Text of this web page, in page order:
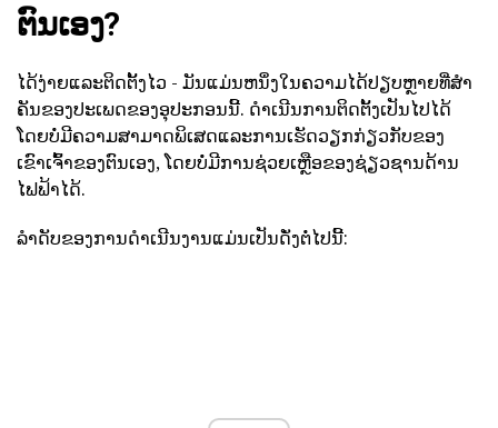
ຕົນເອງ?
ໄດ້ງ່າຍແລະຕິດຕັ້ງໄວ - ມັນແມ່ນຫນຶ່ງໃນຄວາມໄດ້ປຽບຫຼາຍທີ່ສໍາ
ຄັນຂອງປະເພດຂອງອຸປະກອນນີ້. ດໍາເນີນການຕິດຕັ້ງເປັນໄປໄດ້
ໂດຍບໍ່ມີຄວາມສາມາດພິເສດແລະການເຮັດວຽກກ່ຽວກັບຂອງ
ເຂົາເຈົ້າຂອງຕົນເອງ, ໂດຍບໍ່ມີການຊ່ວຍເຫຼືອຂອງຊ່ຽວຊານດ້ານ
ໄຟຟ້າໄດ້.
ລໍາດັບຂອງການດໍາເນີນງານແມ່ນເປັນດັ່ງຕໍ່ໄປນີ້: